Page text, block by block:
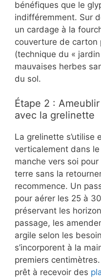
bénéfiques que le
indifféremment. Sur
un cardage à la
couverture de carton
(technique du «
mauvaises herbes
du sol.
Étape 2 :
avec la grelinette
La grelinette s’utilise
verticalement dans
manche vers soi
terre sans la
recommence. Un
pour aérer les 25 à
préservant les
passage, les
argile selon les
s’incorporent à la
premiers
prêt à recevoir des